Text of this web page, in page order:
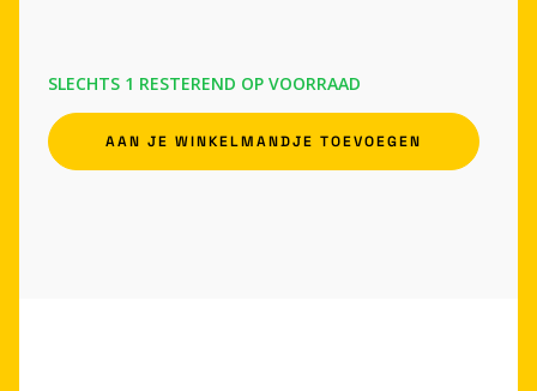
SLECHTS 1 RESTEREND OP VOORRAAD
AAN JE WINKELMANDJE TOEVOEGEN